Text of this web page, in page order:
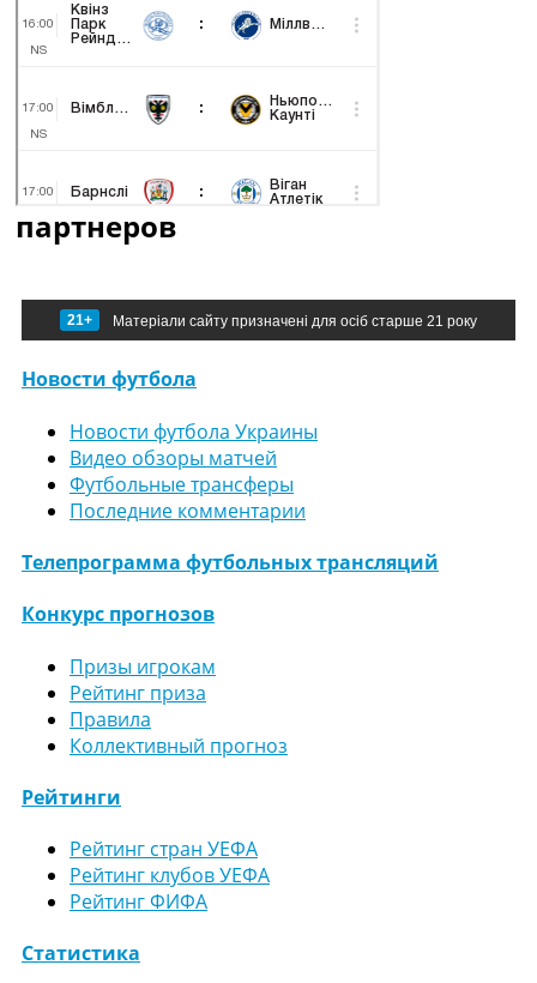
партнеров
21+ Матеріали сайту призначені для осіб старше 21 року
Новости футбола
Новости футбола Украины
Видео обзоры матчей
Футбольные трансферы
Последние комментарии
Телепрограмма футбольных трансляций
Конкурс прогнозов
Призы игрокам
Рейтинг приза
Правила
Коллективный прогноз
Рейтинги
Рейтинг стран УЕФА
Рейтинг клубов УЕФА
Рейтинг ФИФА
Статистика